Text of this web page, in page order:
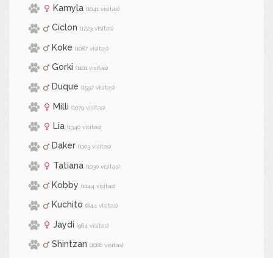
Kamyla (1041 visitas)
Ciclon (1223 visitas)
Koke (1087 visitas)
Gorki (1101 visitas)
Duque (1597 visitas)
Milli (1079 visitas)
Lia (1340 visitas)
Daker (1103 visitas)
Tatiana (1030 visitas)
Kobby (1144 visitas)
Kuchito (844 visitas)
Jaydi (964 visitas)
Shintzan (1066 visitas)